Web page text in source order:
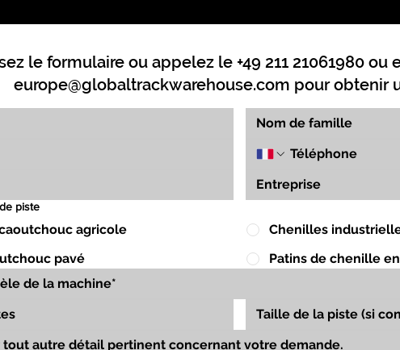
le formulaire ou appelez le +49 211 21061980 ou
europe@globaltrackwarehouse.com pour obtenir
piste
agricole
Chenilles
pavé
Patins de chenille